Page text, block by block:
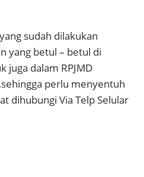
sudah dilakukan
yang betul – betul di
juga dalam RPJMD
perlu menyentuh
dihubungi Via Telp Selular